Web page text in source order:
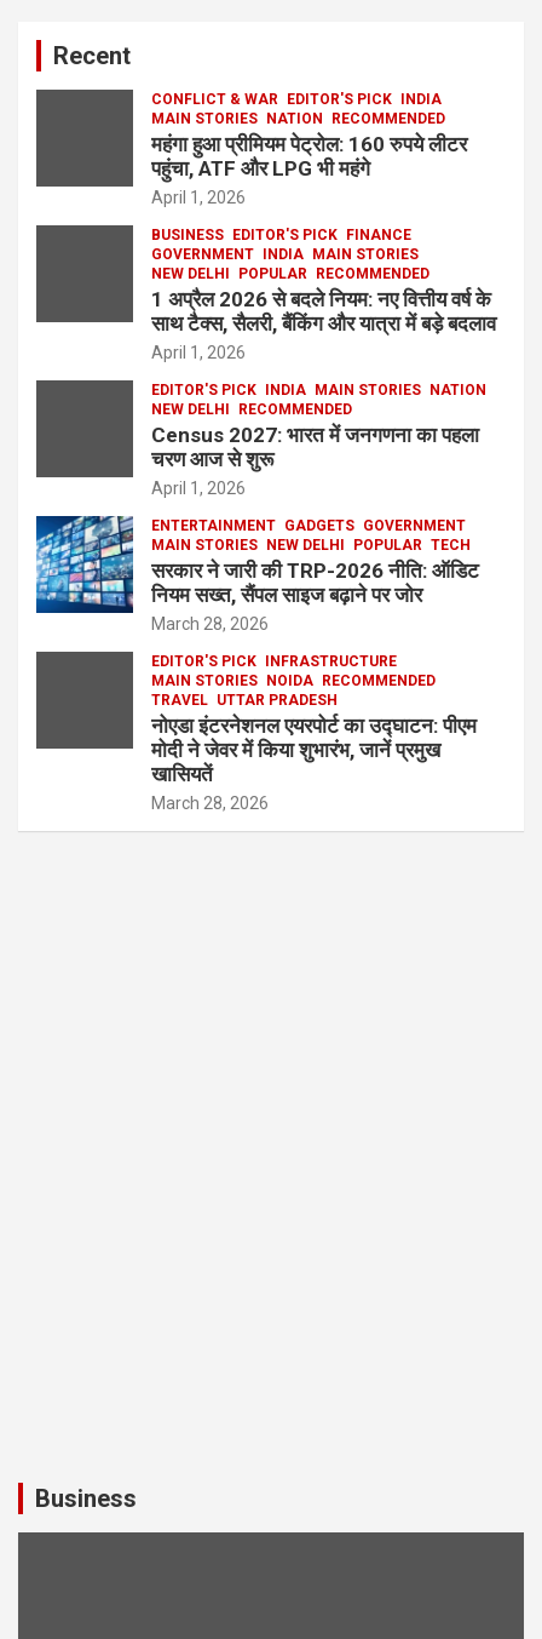
Recent
CONFLICT & WAR EDITOR'S PICK
INDIA
MAIN STORIES
NATION RECOMMENDED
महंगा हुआ प्रीमियम पेट्रोल: 160 रुपये लीटर
पहुंचा, ATF और LPG भी महंगे
April 1, 2026
BUSINESS EDITOR'S PICK
FINANCE
GOVERNMENT
INDIA
MAIN STORIES
NEW DELHI
POPULAR RECOMMENDED
1 अप्रैल 2026 से बदले नियम: नए वित्तीय वर्ष के
साथ टैक्स, सैलरी, बैंकिंग और यात्रा में बड़े बदलाव
April 1, 2026
EDITOR'S PICK INDIA MAIN STORIES
NATION
NEW DELHI
RECOMMENDED
Census 2027: भारत में जनगणना का पहला
चरण आज से शुरू
April 1, 2026
ENTERTAINMENT GADGETS GOVERNMENT
MAIN STORIES
NEW DELHI POPULAR TECH
सरकार ने जारी की TRP-2026 नीति: ऑडिट
नियम सख्त, सैंपल साइज बढ़ाने पर जोर
March 28, 2026
EDITOR'S PICK
INFRASTRUCTURE
MAIN STORIES
NOIDA
RECOMMENDED
TRAVEL UTTAR PRADESH
नोएडा इंटरनेशनल एयरपोर्ट का उद्घाटन: पीएम
मोदी ने जेवर में किया शुभारंभ, जानें प्रमुख
खासियतें
March 28, 2026
Business